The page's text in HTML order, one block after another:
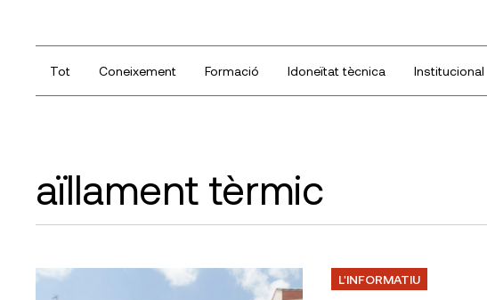
Tot Coneixement Formació Idoneïtat tècnica Institucional
aïllament tèrmic
L'INFORMATIU